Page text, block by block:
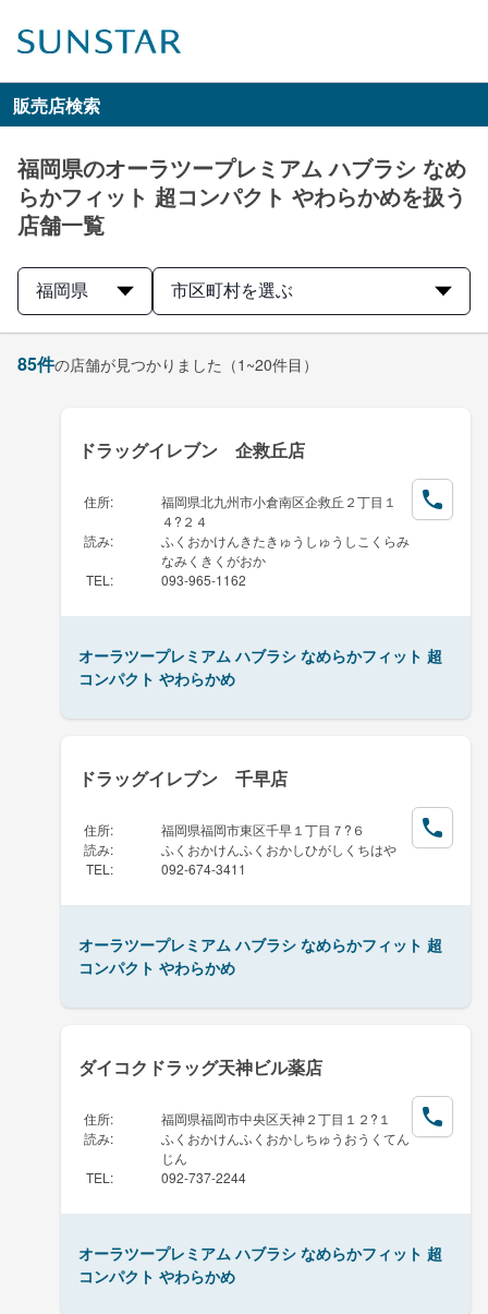
販売店検索
福岡県のオーラツープレミアム ハブラシ なめ
らかフィット 超コンパクト やわらかめを扱う
店舗一覧
福岡県 市区町村を選ぶ
85件の店舗が見つかりました （1~20件目）
ドラッグイレブン 企救丘店
住所:
福岡県北九州市小倉南区企救丘２丁目１
４?２４
読み:
ふくおかけんきたきゅうしゅうしこくらみ
なみくきくがおか
TEL : 093-965-1162
オーラツープレミアム ハブラシ なめらかフィット 超
コンパクト やわらかめ
ドラッグイレブン 千早店
住所:
福岡県福岡市東区千早１丁目７?６
読み:
ふくおかけんふくおかしひがしくちはや
TEL : 092-674-3411
オーラツープレミアム ハブラシ なめらかフィット 超
コンパクト やわらかめ
ダイコクドラッグ天神ビル薬店
住所:
福岡県福岡市中央区天神２丁目１２?１
読み:
ふくおかけんふくおかしちゅうおうくてん
じん
TEL : 092-737-2244
オーラツープレミアム ハブラシ なめらかフィット 超
コンパクト やわらかめ